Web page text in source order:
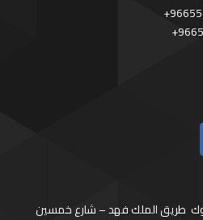
طريق الملك فهد – شارع خمسين